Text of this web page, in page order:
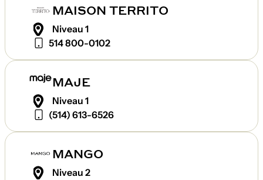
MAISON TERRITO
Niveau 1
514 800-0102
MAJE
Niveau 1
(514) 613-6526
MANGO
Niveau 2